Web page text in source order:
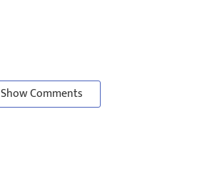
Show Comments